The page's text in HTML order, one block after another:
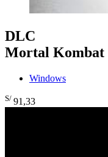
DLC
Mortal Kombat
Windows
S/ 91,33